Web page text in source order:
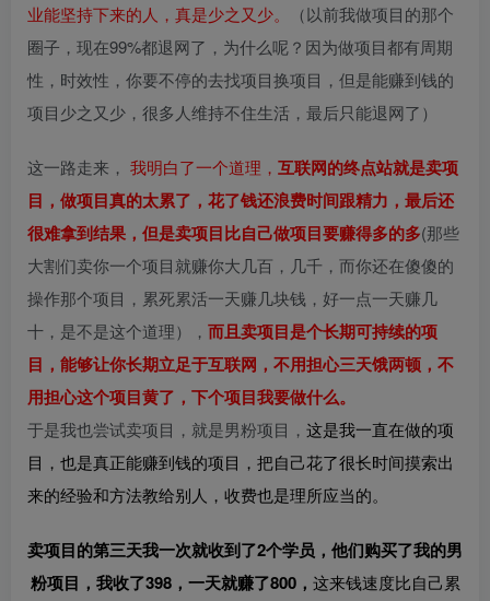
业能坚持下来的人，真是少之又少。
（以前我做项目的那个
圈子，现在99%都退网了，为什么呢？因为做项目都有周期
性，时效性，你要不停的去找项目换项目，但是能赚到钱的
项目少之又少，很多人维持不住生活，最后只能退网了）
这一路走来， 我明白了一个道理， 互联网的终点站就是卖项
目，做项目真的太累了，花了钱还浪费时间跟精力，最后还
很难拿到结果，但是卖项目比自己做项目要赚得多的多(那些
大割们卖你一个项目就赚你大几百，几千，而你还在傻傻的
操作那个项目，累死累活一天赚几块钱，好一点一天赚几
十，是不是这个道理）， 而且卖项目是个长期可持续的项
目，能够让你长期立足于互联网，不用担心三天饿两顿，不
用担心这个项目黄了，下个项目我要做什么。
于是我也尝试卖项目，就是男粉项目， 这是我一直在做的项
目，也是真正能赚到钱的项目，把自己花了很长时间摸索出
来的经验和方法教给别人，收费也是理所应当的。
卖项目的第三天我一次就收到了2个学员，他们购买了我的男
粉项目，我收了398，一天就赚了800， 这来钱速度比自己累